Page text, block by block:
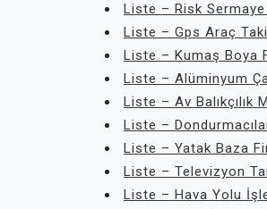
Liste – Risk
Liste – Gps Araç
Liste – Kumaş Boya
Liste – Alüminyum
Liste – Av Balıkçılık
Liste –
Liste – Yatak Baza
Liste – Televizyon
Liste – Hava Yolu